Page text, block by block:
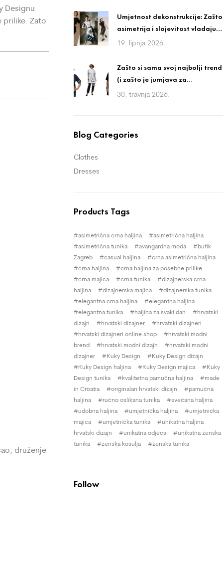
Designu
prilike. Zato
druženje
Umjetnost dekonstrukcije: Zašto
asimetrija i slojevitost vladaju
avangardnom modom?
19. lipnja 2026.
Zašto si sama svoj najbolji trend
(i zašto je jurnjava za
trendovima igra bez
30. travnja 2026.
Blog Categories
Clothes
Dresses
Products Tags
asimetrična crna haljina
asimetrična haljina
asimetrična tunika
avangardna moda
butik
Zagreb
casual haljina
crna asimetrična haljina
crna haljina
crna haljina za posebne prilike
crna majica
crna tunika
dizajnerska crna
haljina
dizajnerska majica
dizajnerska tunika
elegantna crna haljina
elegantna haljina
elegantna tunika
haljina za svaki dan
hrvatski
dizajn
hrvatski dizajner
hrvatski dizajneri
hrvatski dizajneri online shop
hrvatski modni
brend
hrvatski modni dizajn
hrvatski modni
dizajner
Kuky Design
Kuky Design dizajn
Kuky Design haljina
Kuky Design majica
Kuky
Design tunika
kvalitetna pamučna haljina
made
in Croatia
originalan hrvatski dizajn
pamučna
haljina
ručno oslikana tunika
svečana haljina
udobna haljina
umjetnička haljina
umjetnička
majica
umjetnička tunika
unikatna haljina
hrvatski dizajn
unikatna odjeća
unikatna ženska
tunika
ženska košulja ženska tunika
Follow